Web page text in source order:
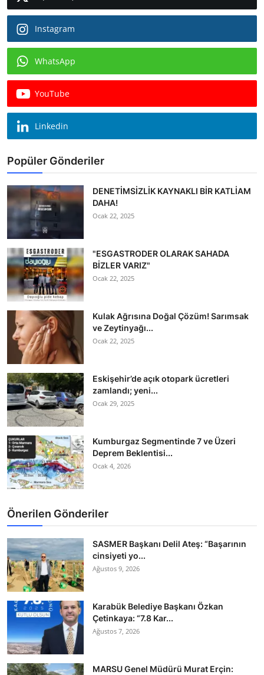
Instagram
WhatsApp
YouTube
Linkedin
Popüler Gönderiler
DENETİMSİZLİK KAYNAKLI BİR KATLİAM
DAHA!
Ocak 22, 2025
"ESGASTRODER OLARAK SAHADA
BİZLER VARIZ"
Ocak 22, 2025
Kulak Ağrısına Doğal Çözüm! Sarımsak
ve Zeytinyağı...
Ocak 22, 2025
Eskişehir’de açık otopark ücretleri
zamlandı; yeni...
Ocak 29, 2025
Kumburgaz Segmentinde 7 ve Üzeri
Deprem Beklentisi...
Ocak 4, 2026
Önerilen Gönderiler
SASMER Başkanı Delil Ateş: “Başarının
cinsiyeti yo...
Ağustos 9, 2026
Karabük Belediye Başkanı Özkan
Çetinkaya: “7.8 Kar...
Ağustos 7, 2026
MARSU Genel Müdürü Murat Erçin: